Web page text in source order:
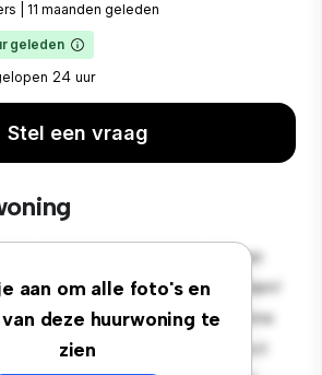
11 maanden geleden
geleden
24 uur
Stel een vraag
aan om alle foto's en
deze huurwoning te
zien
oase in de buitenwijken van
's-Gravenland, 3065AE, Rotterdam!
met 7 slaapkamers biedt een ruime
De grote achtertuin is perfect